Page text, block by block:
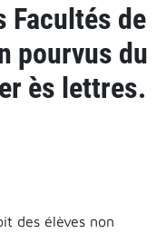
Facultés de
pourvus du
ès lettres.
des élèves non